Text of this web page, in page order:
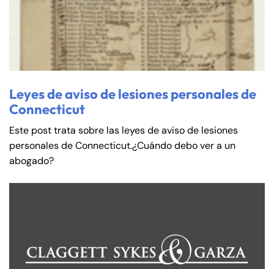
Leyes de aviso de lesiones personales de
Connecticut
Este post trata sobre las leyes de aviso de lesiones
personales de Connecticut.¿Cuándo debo ver a un
abogado?
Farmington - Hours
Answering Service
Answering Service